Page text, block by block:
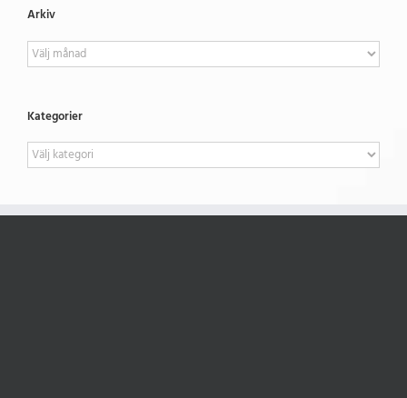
Arkiv
Arkiv
Kategorier
Kategorier